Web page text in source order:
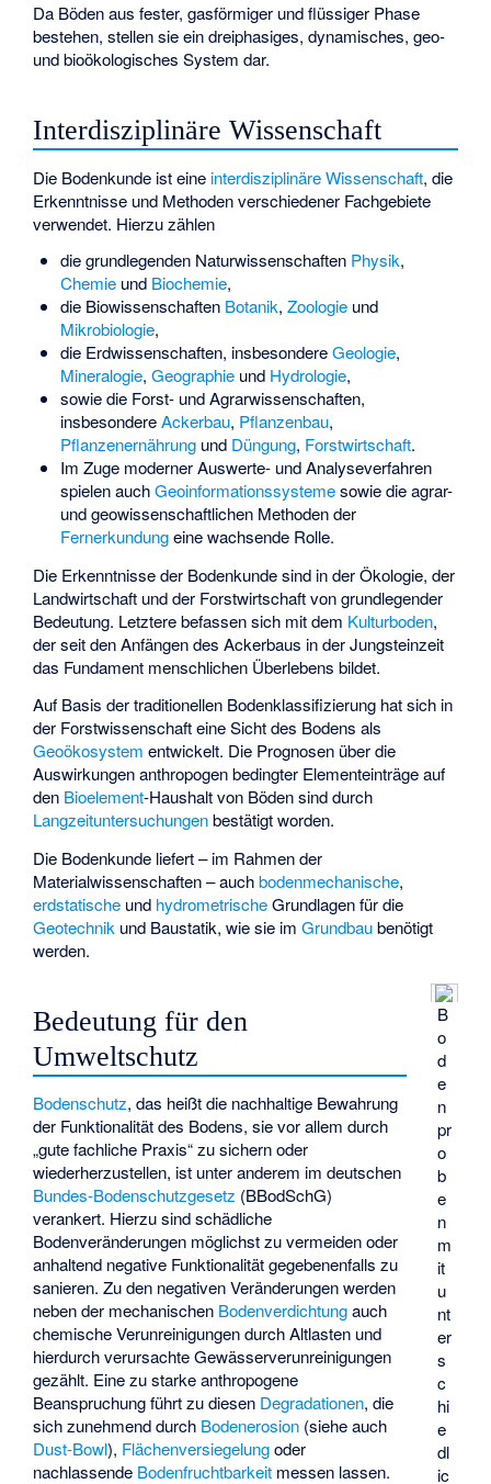
Da Böden aus fester, gasförmiger und flüssiger Phase
bestehen, stellen sie ein dreiphasiges, dynamisches, geo-
und bioökologisches System dar.
Interdisziplinäre Wissenschaft
Die Bodenkunde ist eine interdisziplinäre Wissenschaft, die
Erkenntnisse und Methoden verschiedener Fachgebiete
verwendet. Hierzu zählen
die grundlegenden Naturwissenschaften Physik,
Chemieund Biochemie,
die Biowissenschaften Botanik, Zoologieund
Mikrobiologie,
die Erdwissenschaften, insbesondereGeologie,
Mineralogie, Geographieund Hydrologie,
sowie die Forst- und Agrarwissenschaften,
insbesondereAckerbau, Pflanzenbau,
Pflanzenernährungund Düngung, Forstwirtschaft.
Im Zuge moderner Auswerte- und Analyseverfahren
spielen auchGeoinformationssystemesowie die agrar-
und geowissenschaftlichen Methoden der
Fernerkundungeine wachsende Rolle.
Die Erkenntnisse der Bodenkunde sind in der Ökologie, der
Landwirtschaft und der Forstwirtschaft von grundlegender
Bedeutung. Letztere befassen sich mit dem Kulturboden,
der seit den Anfängen des Ackerbaus in der Jungsteinzeit
das Fundament menschlichen Überlebens bildet.
Auf Basis der traditionellen Bodenklassifizierung hat sich in
der Forstwissenschaft eine Sicht des Bodens als
Geoökosystem entwickelt. Die Prognosen über die
Auswirkungen anthropogen bedingter Elementeinträge auf
den Bioelement-Haushalt von Böden sind durch
Langzeituntersuchungenbestätigt worden.
Die Bodenkunde liefert – im Rahmen der
Materialwissenschaften – auchbodenmechanische,
erdstatische und hydrometrischeGrundlagen für die
Geotechnik und Baustatik, wie sie imGrundbaubenötigt
werden.
B
o
d
e
n
pr
o
b
e
n
m
it
u
nt
er
s
c
hi
e
dl
ic
Bedeutung für den
Umweltschutz
Bodenschutz, das heißt die nachhaltige Bewahrung
der Funktionalität des Bodens, sie vor allem durch
„gute fachliche Praxis“ zu sichern oder
wiederherzustellen, ist unter anderem im deutschen
Bundes-Bodenschutzgesetz (BBodSchG)
verankert. Hierzu sind schädliche
Bodenveränderungen möglichst zu vermeiden oder
anhaltend negative Funktionalität gegebenenfalls zu
sanieren. Zu den negativen Veränderungen werden
neben der mechanischen Bodenverdichtungauch
chemische Verunreinigungen durch Altlasten und
hierdurch verursachte Gewässerverunreinigungen
gezählt. Eine zu starke anthropogene
Beanspruchung führt zu diesen Degradationen, die
sich zunehmend durch Bodenerosion (siehe auch
Dust-Bowl), Flächenversiegelungoder
nachlassende Bodenfruchtbarkeit messen lassen.